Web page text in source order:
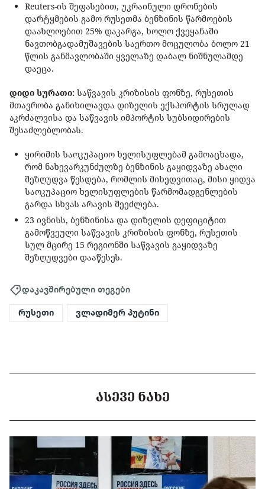
Reuters-ის შეფასებით, უკრაინული დრონების
დარტყმების გამო რუსეთმა ბენზინის წარმოების
დაახლოებით 25% დაკარგა, ხოლო ქვეყანაში
ნავთობგადამუშავების საერთო მოცულობა ბოლო 21
წლის განმავლობაში ყველაზე დაბალ ნიშნულამდე
დაეცა.
დიდი სურათი: საწვავის კრიზისის ფონზე, რუსეთის
მთავრობა განიხილავდა დიზელის ექსპორტის სრულად
აკრძალვისა და საწვავის იმპორტის სუბსიდირების
შესაძლებლობას.
ყირიმის საოკუპაციო ხელისუფლებამ გამოაცხადა,
რომ ნახევარკუნძულზე ბენზინის გაყიდვაზე ახალი
შეზღუდვა წესდება, რომლის მიხედვითაც, მისი ყიდვა
საოკუპაციო ხელისუფლების წარმომადგენლების
გარდა სხვას არავის შეეძლება.
23 ივნისს, ბენზინისა და დიზელის დეფიციტით
გამოწვეული საწვავის კრიზისის ფონზე, რუსეთის
სულ მცირე 15 რეგიონში საწვავის გაყიდვაზე
შეზღუდვები დააწესეს.
დაკავშირებული თეგები
რუსეთი ვლადიმერ პუტინი
ᲐᲡᲔᲕᲔ ᲜᲐᲮᲔ